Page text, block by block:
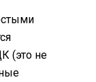
(это не